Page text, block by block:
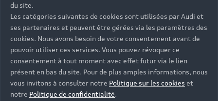
du site.
Les catégories suivantes de cookies sont utilisées par Audi et
ses partenaires et peuvent être gérées via les paramètres des
cookies. Nous avons besoin de votre consentement avant de
pouvoir utiliser ces services. Vous pouvez révoquer ce
consentement à tout moment avec effet futur via le lien
présent en bas du site. Pour de plus amples informations, nous
vous invitons à consulter notre Politique sur les cookies et
notre Politique de confidentialité.